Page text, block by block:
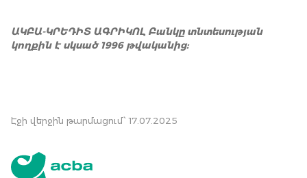
ԱԿԲԱ-ԿՐԵԴԻՏ ԱԳՐԻԿՈԼ Բանկը տնտեսության
կողքին է սկսած 1996 թվականից:
Էջի վերջին թարմացում՝ 17.07.2025